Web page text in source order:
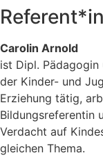
Carolin Arnold
ist Dipl. Pädagogin
der Kinder- und
Erziehung tätig,
Bildungsreferentin
Verdacht auf
gleichen Thema.